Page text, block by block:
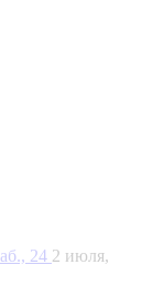
24 2 июля,